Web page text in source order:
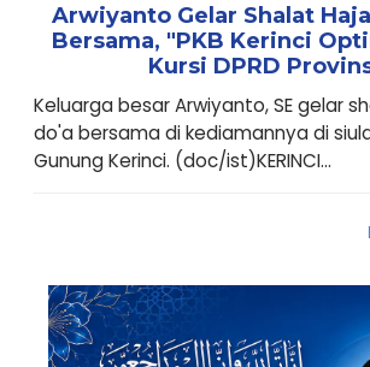
Arwiyanto Gelar Shalat
Bersama, "PKB Kerinci
Kursi DPRD
Keluarga besar Arwiyanto, SE gelar
do'a bersama di kediamannya di
Gunung Kerinci. (doc/ist)KERINCI...